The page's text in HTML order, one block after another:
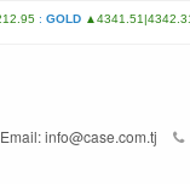
Email:info@case.com.tj